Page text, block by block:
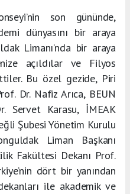
son gününde,
dünyasını bir araya
Limanı’nda bir araya
açıldılar ve Filyos
Bu özel gezide, Piri
Dr. Nafiz Arıca, BEUN
Servet Karasu, İMEAK
Şubesi Yönetim Kurulu
Liman Başkanı
Fakültesi Dekanı Prof.
dört bir yanından
ile akademik ve